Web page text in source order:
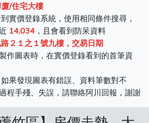
/住宅大樓
實價登錄系統，使用相同條件搜尋，
14,034 ，且會看到防呆資料
２１之１號九樓，交易日期
製作圖表時，在實價登錄看到的首筆資
果發現圖表有錯誤、資料筆數對不
程手殘、失誤，請聯絡阿川回報，謝謝